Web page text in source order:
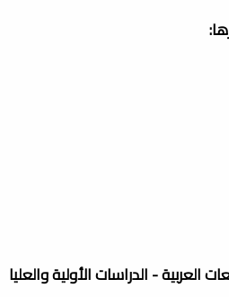
- الدراسات الأولية والعليا